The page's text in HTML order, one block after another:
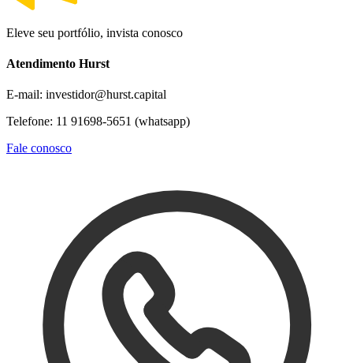
Eleve seu portfólio, invista conosco
Atendimento Hurst
E-mail: investidor@hurst.capital
Telefone: 11 91698-5651 (whatsapp)
Fale conosco